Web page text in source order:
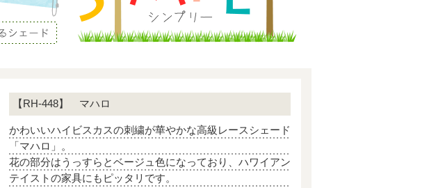
【RH-448】 マハロ
かわいいハイビスカスの刺繍が華やかな高級レースシェード
「マハロ」。
花の部分はうっすらとベージュ色になっており、ハワイアン
テイストの家具にもピッタリです。